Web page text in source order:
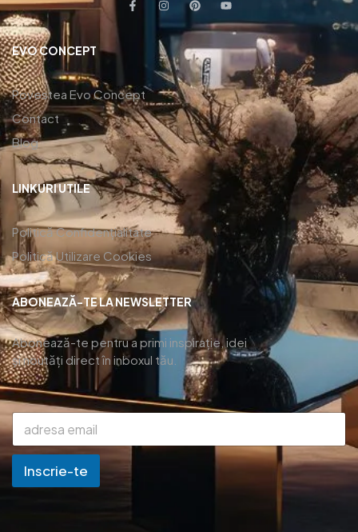
EVO CONCEPT
Povestea Evo Concept
Contact
Blog
LINKURI UTILE
Politică Confidențialitate
Politică Utilizare Cookies
ABONEAZĂ-TE LA NEWSLETTER
Abonează-te pentru a primi inspirație, idei
și noutăți direct în inboxul tău.
Inscrie-te